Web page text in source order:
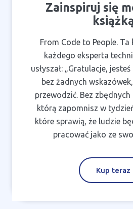
Zainspiruj się
From Code to People. Ta
każdego eksperta
usłyszał: „Gratulacje,
bez żadnych
przewodzić. Bez
którą zapomnisz w
które sprawią, że ludzie
pracować jako ze
Kup teraz